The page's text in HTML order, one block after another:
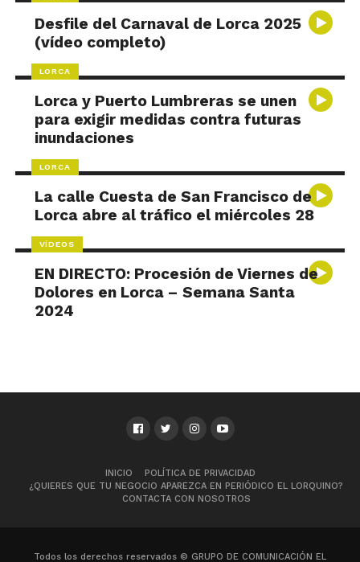
Desfile del Carnaval de Lorca 2025
(vídeo completo)
LORCA
Lorca y Puerto Lumbreras se unen
para exigir medidas contra futuras
inundaciones
LORCA
La calle Cuesta de San Francisco de
Lorca abre al tráfico el miércoles 28
VÍDEOS
EN DIRECTO: Procesión de Viernes de
Dolores en Lorca – Semana Santa
2024
INICIO
POLÍTICA DE PRIVACIDAD
¿QUIERES QUE TU NEGOCIO APAREZCA EN PERIÓDICO EL LORQUINO?
CONTACTA CON NOSOTROS
Todos los derechos reservados © GRUPO DE COMUNICACIÓN EL